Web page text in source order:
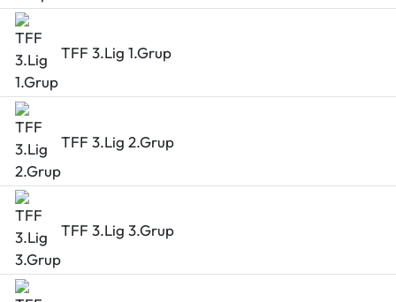
TFF 3.Lig 1.Grup
TFF 3.Lig 2.Grup
TFF 3.Lig 3.Grup